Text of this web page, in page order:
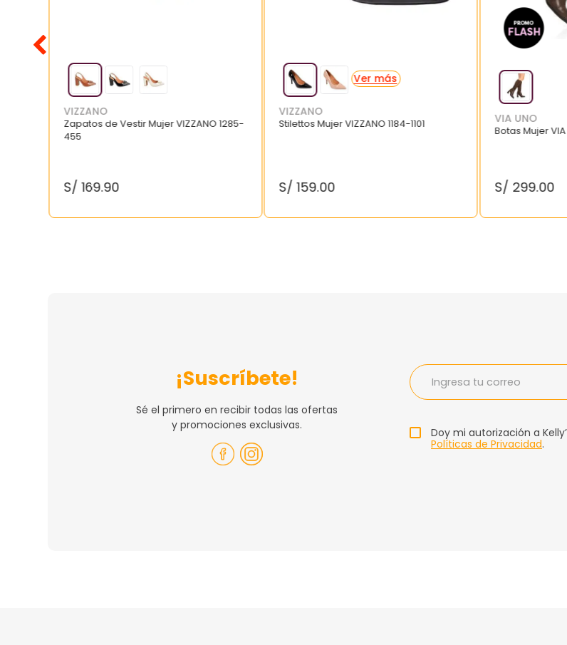
VIZZANO
Zapatos de Vestir Mujer VIZZANO 1285-
455
S/ 169.90
VIZZANO
Stilettos Mujer VIZZANO 1184-1101
S/ 159.00
VIA UNO
Botas Mujer
S/ 299.00
¡Suscríbete!
Sé el primero en recibir todas las ofertas
y promociones exclusivas.
Doy mi autorización a
Políticas de Privacidad.